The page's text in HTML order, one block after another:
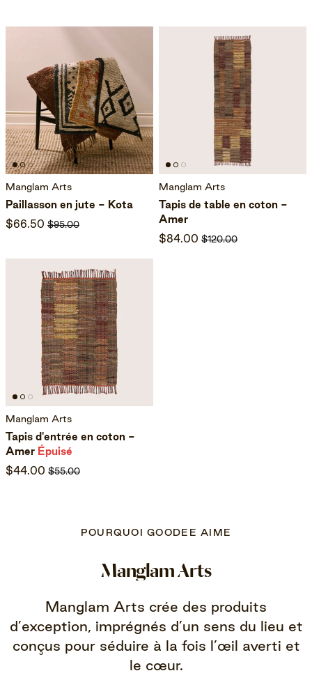
Manglam Arts
Paillasson en jute - Kota
$66.50 $95.00
Manglam Arts
Tapis de table en coton -
Amer
$84.00 $120.00
Manglam Arts
Tapis d'entrée en coton -
Amer Épuisé
$44.00 $55.00
POURQUOI GOODEE AIME
Manglam Arts
Manglam Arts crée des produits
d’exception, imprégnés d’un sens du lieu et
conçus pour séduire à la fois l’œil averti et
le cœur.